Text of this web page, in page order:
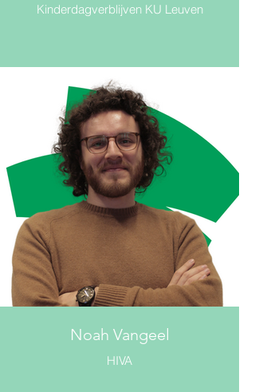
Kinderdagverblijven KU Leuven
Noah Vangeel
HIVA